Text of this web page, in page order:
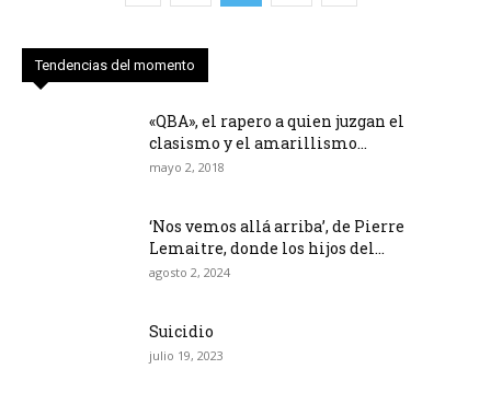
Tendencias del momento
«QBA», el rapero a quien juzgan el
clasismo y el amarillismo...
mayo 2, 2018
‘Nos vemos allá arriba’, de Pierre
Lemaitre, donde los hijos del...
agosto 2, 2024
Suicidio
julio 19, 2023